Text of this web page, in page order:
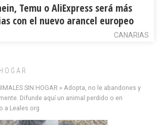
Temu o AliExpress será más
con el nuevo arancel europeo
CANARIAS
SIN HOGAR » Adopta, no le abandones y
Difunde aquí un animal perdido o en
a Leales.org